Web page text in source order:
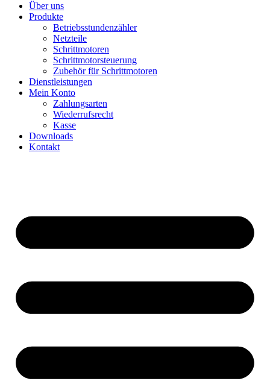
Über uns
Produkte
Betriebsstundenzähler
Netzteile
Schrittmotoren
Schrittmotorsteuerung
Zubehör für Schrittmotoren
Dienstleistungen
Mein Konto
Zahlungsarten
Wiederrufsrecht
Kasse
Downloads
Kontakt